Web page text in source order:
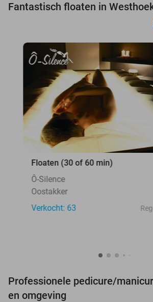
Fantastisch floaten in
Floaten (30 of 60 min)
Ô-Silence
Oostakker
Verkocht: 63
Professionele pedicure/
en omgeving